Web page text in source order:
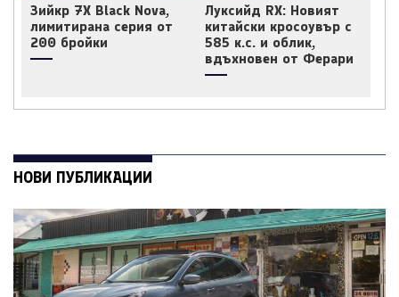
Зийкр 7X Black Nova,
лимитирана серия от
200 бройки
Луксийд RX: Новият
китайски кросоувър с
585 к.с. и облик,
вдъхновен от Ферари
НОВИ ПУБЛИКАЦИИ